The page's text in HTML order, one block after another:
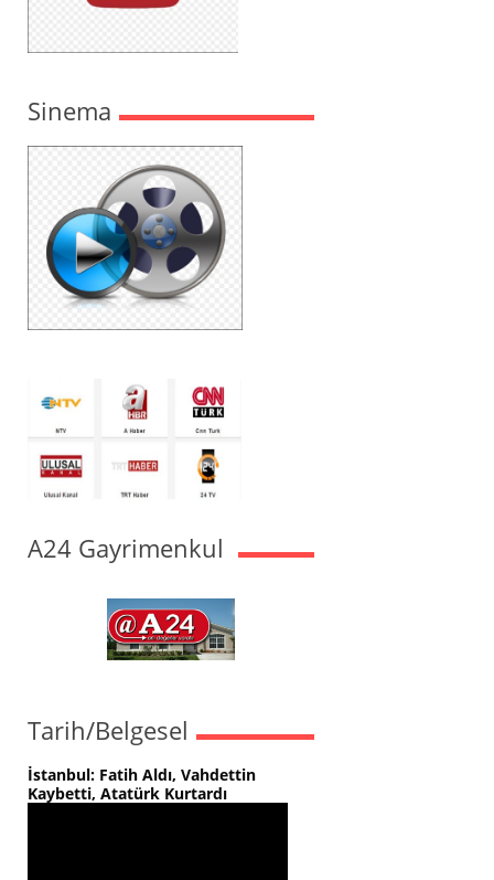
Sinema
A24 Gayrimenkul
Tarih/Belgesel
İstanbul: Fatih Aldı, Vahdettin
Kaybetti, Atatürk Kurtardı